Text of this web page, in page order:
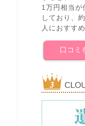
1万円相当が
しており、
人におすす
口コミ